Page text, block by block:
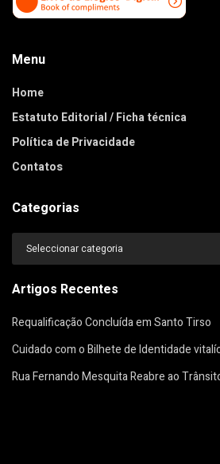
Menu
Home
Estatuto Editorial / Ficha técnica
Política de Privacidade
Contatos
Categorias
Categorias
Artigos Recentes
Requalificação Concluída em Santo Tirso
Cuidado com o Bilhete de Identidade
Rua Fernando Mesquita Reabre ao